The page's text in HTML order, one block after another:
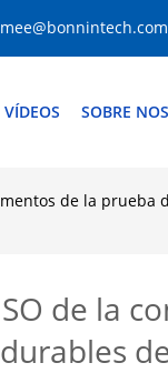
VÍDEOS SOBRE
de la prueba
de la
durables